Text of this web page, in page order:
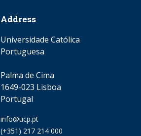
Address
Universidade Católica
Portuguesa
Palma de Cima
1649-023 Lisboa
Portugal
Email
info@ucp.pt
Phone
(+351) 217 214 000